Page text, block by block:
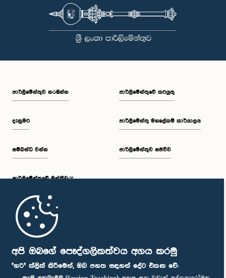
අපි ඔබගේ පෞද්ගලිකත්වය අගය කරමු
"හරි" ක්ලික් කිරීමෙන්, ඔබ පහත සඳහන් දේට එකඟ වේ:
පාර්ලි‌මේන්තුව නරඹන්න
දැනුමට
සම්බන්ධ වන්න
පාර්ලි‌මේන්තුවේ මන්ත්‍රීවරු
මුල් පිටුව
පාර්ලිමේන්තුවේ කටයුතු
පාර්ලිමේන්තු මහලේකම් කාර්යාලය
පාර්ලිමේන්තුව සජීවීව
පාර්ලිමේන්තු ජංගම යෙදුම